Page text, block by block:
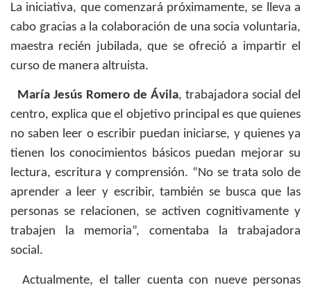
La iniciativa, que comenzará próximamente, se lleva a
cabo gracias a la colaboración de una socia voluntaria,
maestra recién jubilada, que se ofreció a impartir el
curso de manera altruista.
María Jesús Romero de Ávila, trabajadora social del
centro, explica que el objetivo principal es que quienes
no saben leer o escribir puedan iniciarse, y quienes ya
tienen los conocimientos básicos puedan mejorar su
lectura, escritura y comprensión. “No se trata solo de
aprender a leer y escribir, también se busca que las
personas se relacionen, se activen cognitivamente y
trabajen la memoria”, comentaba la trabajadora
social.
Actualmente, el taller cuenta con nueve personas